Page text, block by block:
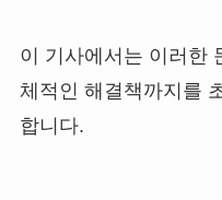
이 기사에서는 이러한
체적인 해결책까지를
합니다.